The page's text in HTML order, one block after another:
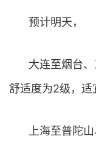
预计明天，
大连至烟台
舒适度为2级，适
上海至普陀